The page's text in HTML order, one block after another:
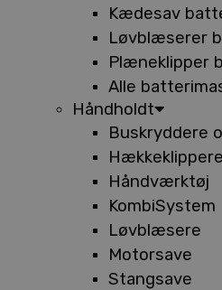
Kædesav
Løvblæserer
Plæneklipper
Alle
Håndholdt
Buskryddere
Hækkeklippere
Håndværktøj
KombiSystem
Løvblæsere
Motorsave
Stangsave